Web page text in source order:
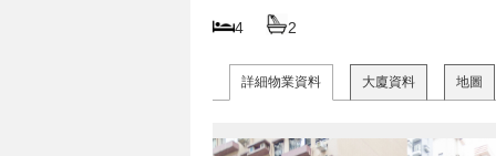
4 2
詳細物業資料 大廈資料 地圖